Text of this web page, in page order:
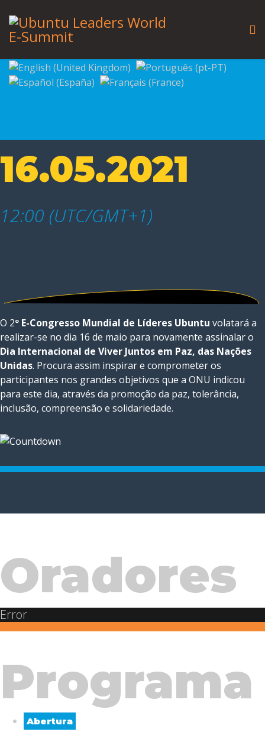
16.05.2021
12:00 (UTC/GMT+1)
O 2º E-Congresso Mundial de Líderes Ubuntu volatará a
realizar-se no dia 16 de maio para novamente assinalar o
Dia Internacional de Viver Juntos em Paz, das Nações
Unidas. Procura assim inspirar e comprometer os
participantes nos grandes objetivos que a ONU indicou
para este dia, através da promoção da paz, tolerância,
inclusão, compreensão e solidariedade.
Oradores
Error
Programa
Abertura